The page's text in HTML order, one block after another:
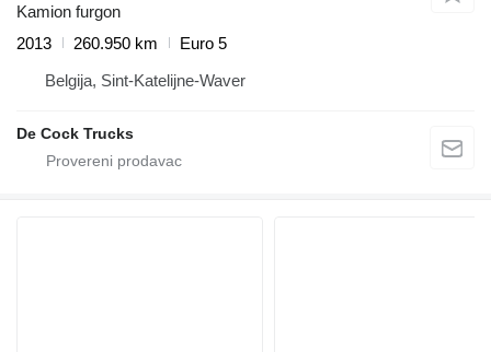
Kamion furgon
2013
260.950 km
Euro 5
Belgija, Sint-Katelijne-Waver
De Cock Trucks